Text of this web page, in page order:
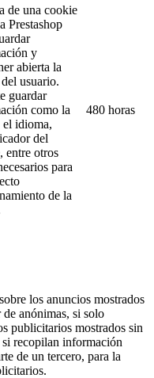
de una cookie
Prestashop
y
abierta la
usuario.
guardar
como la
el idioma,
del
entre otros
para
de la
480 horas
los anuncios mostrados
anónimas, si solo
publicitarios mostrados sin
recopilan información
de un tercero, para la